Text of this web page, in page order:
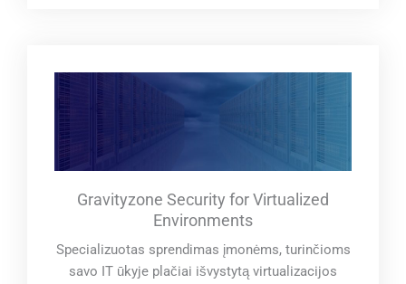
Gravityzone Security for Virtualized
Environments
Specializuotas sprendimas įmonėms, turinčioms
savo IT ūkyje plačiai išvystytą virtualizacijos